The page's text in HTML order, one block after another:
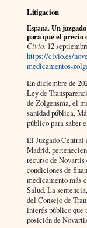
Litigacion
España.Un
para que el precio
Civio, 12
https://civio.es/
medicamentos-
En diciembre de
Ley de
de Zolgensma, el
sanidad pública.
público para saber
El Juzgado
Madrid,
recurso de
condiciones de
medicamento más
Salud. La
del Consejo de
interés público que
posición de